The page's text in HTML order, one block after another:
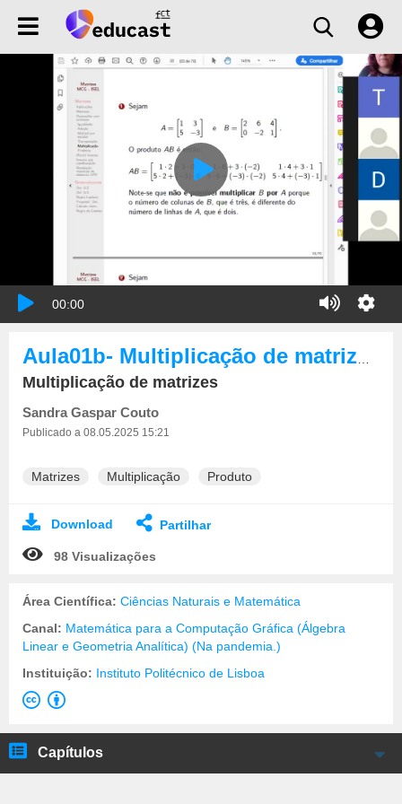
00:00
Multiplicação de matrizes
Sandra Gaspar Couto
Publicado a 08.05.2025 15:21
Matrizes Multiplicação Produto
Download Partilhar
98 Visualizações
Área Científica: Ciências Naturais e Matemática
Canal: Matemática para a Computação Gráfica (Álgebra
Linear e Geometria Analítica) (Na pandemia.)
Instituição: Instituto Politécnico de Lisboa
Capítulos